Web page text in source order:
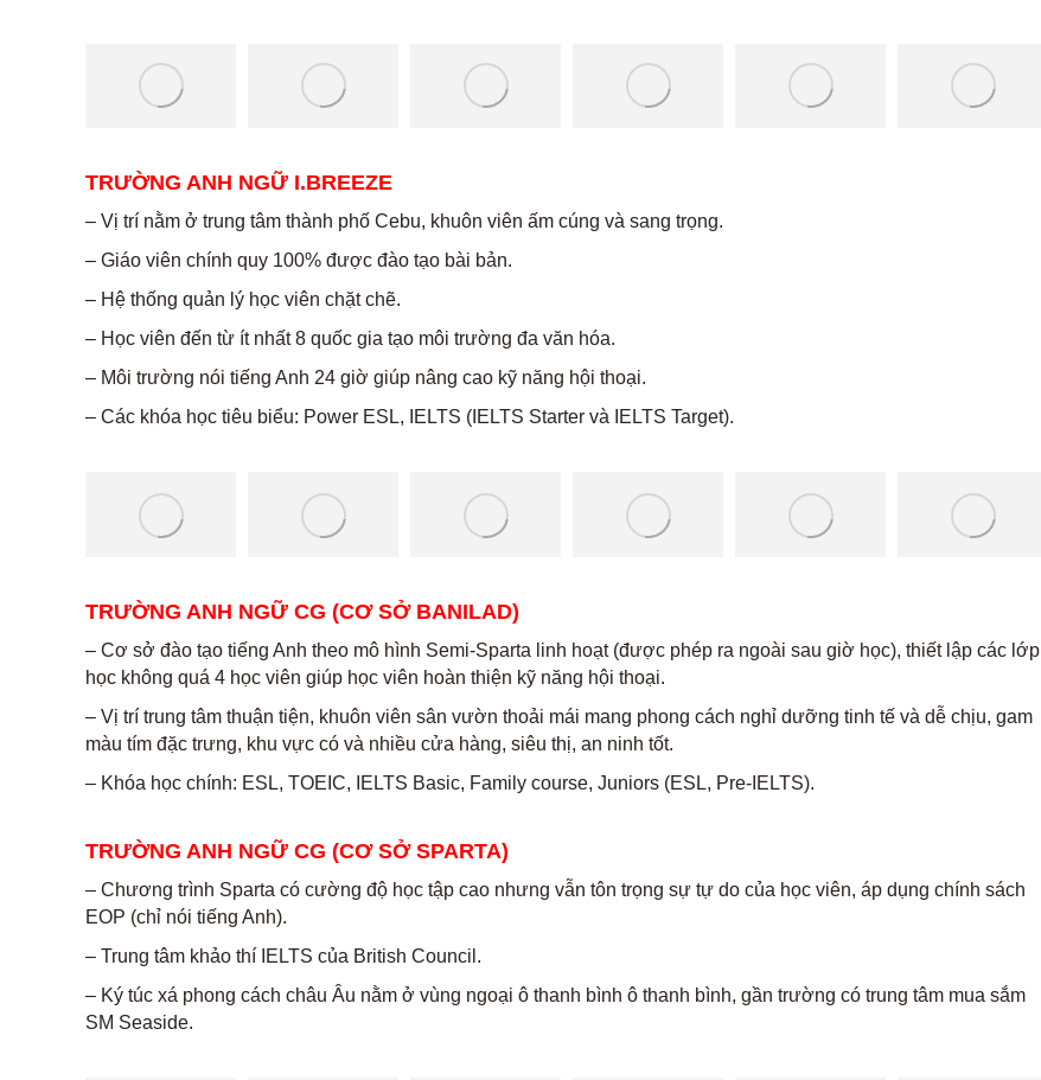
TRƯỜNG ANH NGỮ I.BREEZE
– Vị trí nằm ở trung tâm thành phố Cebu, khuôn viên ấm cúng và sang trọng.
– Giáo viên chính quy 100% được đào tạo bài bản.
– Hệ thống quản lý học viên chặt chẽ.
– Học viên đến từ ít nhất 8 quốc gia tạo môi trường đa văn hóa.
– Môi trường nói tiếng Anh 24 giờ giúp nâng cao kỹ năng hội thoại.
– Các khóa học tiêu biểu: Power ESL, IELTS (IELTS Starter và IELTS Target).
TRƯỜNG ANH NGỮ CG (CƠ SỞ BANILAD)
– Cơ sở đào tạo tiếng Anh theo mô hình Semi-Sparta linh hoạt (được phép ra ngoài sau giờ học), thiết lập các lớp
học không quá 4 học viên giúp học viên hoàn thiện kỹ năng hội thoại.
– Vị trí trung tâm thuận tiện, khuôn viên sân vườn thoải mái mang phong cách nghỉ dưỡng tinh tế và dễ chịu, gam
màu tím đặc trưng, khu vực có và nhiều cửa hàng, siêu thị, an ninh tốt.
– Khóa học chính: ESL, TOEIC, IELTS Basic, Family course, Juniors (ESL, Pre-IELTS).
TRƯỜNG ANH NGỮ CG (CƠ SỞ SPARTA)
– Chương trình Sparta có cường độ học tập cao nhưng vẫn tôn trọng sự tự do của học viên, áp dụng chính sách
EOP (chỉ nói tiếng Anh).
– Trung tâm khảo thí IELTS của British Council.
– Ký túc xá phong cách châu Âu nằm ở vùng ngoại ô thanh bình ô thanh bình, gần trường có trung tâm mua sắm
SM Seaside.